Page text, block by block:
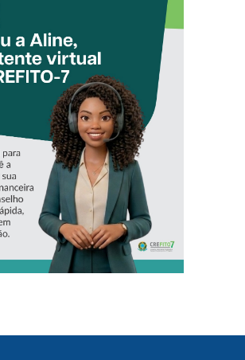
CONHEÇA A
‘ALINE’,
ASSISTENTE
VIRTUAL DO
CREFITO-7